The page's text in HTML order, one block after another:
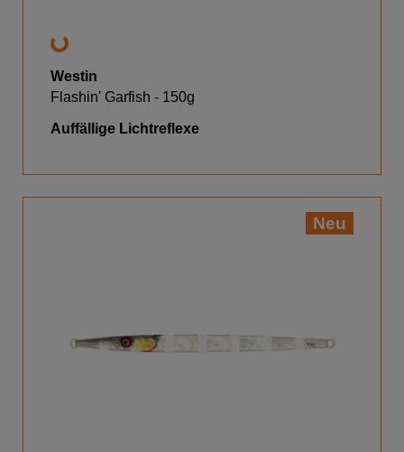
Westin
Flashin' Garfish - 150g
Auffällige Lichtreflexe
Neu